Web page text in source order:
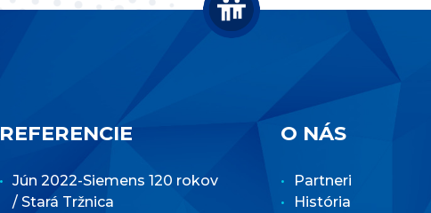
REFERENCIE
Jún 2022-Siemens 120 rokov
/ Stará Tržnica
O NÁS
Partneri
História